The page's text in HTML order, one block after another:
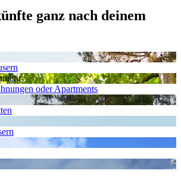
ganz nach deinem
oder Apartments